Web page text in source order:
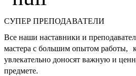
СУПЕР ПРЕПОДАВАТЕЛИ
Все наши наставники и
мастера с большим опытом работы,
увлекательно доносят важную и
предмете.